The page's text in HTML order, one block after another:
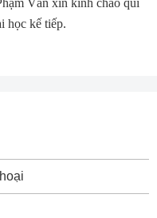
Văn xin kính chào quí
học kế tiếp.